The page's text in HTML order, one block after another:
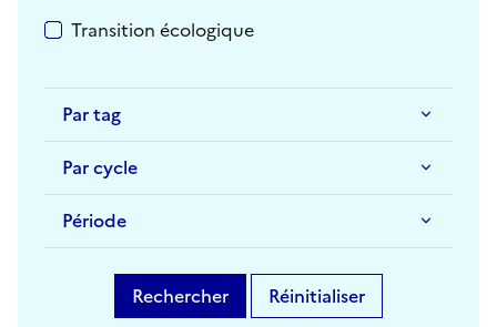
Transition écologique
Par tag
Par cycle
Période
Rechercher Réinitialiser